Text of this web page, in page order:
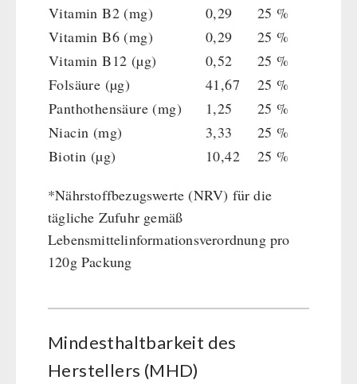
Vitamin B2 (mg)
0,29
25 %
Vitamin B6 (mg)
0,29
25 %
Vitamin B12 (µg)
0,52
25 %
Folsäure (µg)
41,67
25 %
Panthothensäure (mg)
1,25
25 %
Niacin (mg)
3,33
25 %
Biotin (µg)
10,42 25 %
*Nährstoffbezugswerte (NRV) für die
tägliche Zufuhr gemäß
Lebensmittelinformationsverordnung pro
120g Packung
Mindesthaltbarkeit des
Herstellers (MHD)